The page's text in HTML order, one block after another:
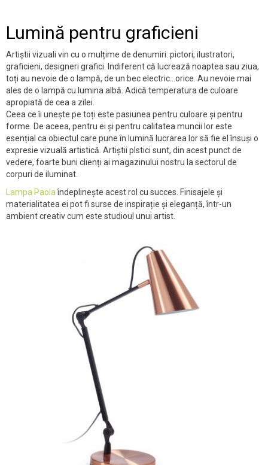
Lumină pentru graficieni
Artiștii vizuali vin cu o mulțime de denumiri: pictori, ilustratori,
graficieni, designeri grafici. Indiferent că lucrează noaptea sau ziua,
toți au nevoie de o lampă, de un bec electric…orice. Au nevoie mai
ales de o lampă cu lumina albă. Adică temperatura de culoare
apropiată de cea a zilei.
Ceea ce îi unește pe toți este pasiunea pentru culoare și pentru
forme. De aceea, pentru ei și pentru calitatea muncii lor este
esențial ca obiectul care pune în lumină lucrarea lor să fie el însuși o
expresie vizuală artistică. Artiștii plstici sunt, din acest punct de
vedere, foarte buni clienți ai magazinului nostru la sectorul de
corpuri de iluminat.
Lampa Paolaîndeplinește acest rol cu succes. Finisajele și
materialitatea ei pot fi surse de inspirație și eleganță, într-un
ambient creativ cum este studioul unui artist.